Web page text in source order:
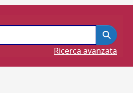
Ricerca avanzata